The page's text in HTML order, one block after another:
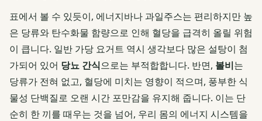
표에서 볼 수 있듯이, 에너지바나 과일주스는 편리하지만 높
은 당류와 탄수화물 함량으로 인해 혈당을 급격히 올릴 위험
이 큽니다. 일반 가당 요거트 역시 생각보다 많은 설탕이 첨
가되어 있어 당뇨 간식으로는 부적합합니다. 반면, 볼비는
당류가 전혀 없고, 혈당에 미치는 영향이 적으며, 풍부한 식
물성 단백질로 오랜 시간 포만감을 유지해 줍니다. 이는 단
순히 한 끼를 때우는 것을 넘어, 우리 몸의 에너지 시스템을